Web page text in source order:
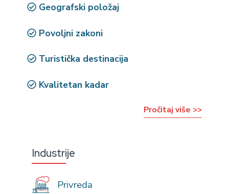
Geografski položaj
Povoljni zakoni
Turistička destinacija
Kvalitetan kadar
Pročitaj više >>
Industrije
Privreda